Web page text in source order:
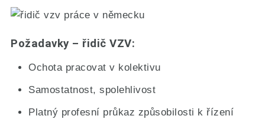
Požadavky – řidič VZV:
Ochota pracovat v kolektivu
Samostatnost, spolehlivost
Platný profesní průkaz způsobilosti k řízení